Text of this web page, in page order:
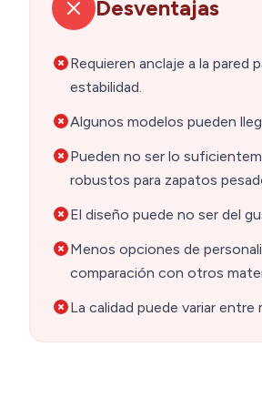
Desventajas
Requieren anclaje a la pared
estabilidad.
Algunos modelos pueden
Pueden no ser lo
robustos para zapatos
El diseño puede no ser del
Menos opciones de
comparación con otros
La calidad puede variar entre